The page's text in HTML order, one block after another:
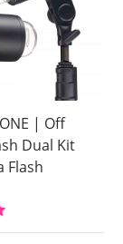
| Off
Dual Kit
Flash